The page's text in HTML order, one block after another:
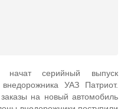
серийный выпуск
внедорожника УАЗ Патриот.
на новый автомобиль